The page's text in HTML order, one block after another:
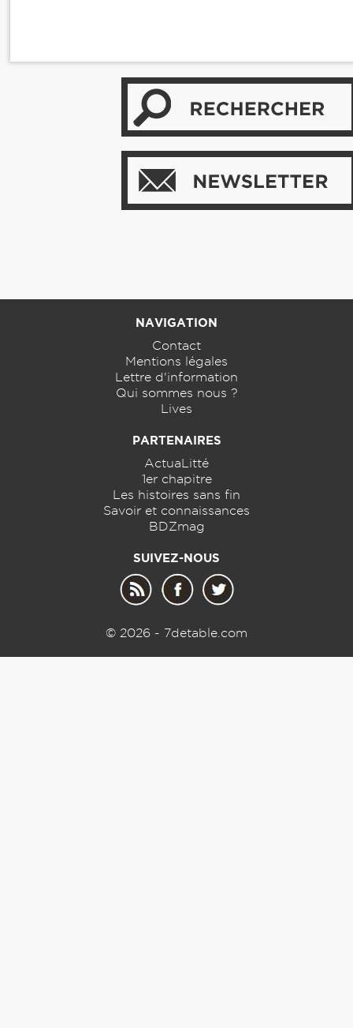
NAVIGATION
Contact
Mentions légales
Lettre d'information
Qui sommes nous ?
Lives
PARTENAIRES
ActuaLitté
1er chapitre
Les histoires sans fin
Savoir et connaissances
BDZmag
SUIVEZ-NOUS
© 2026 - 7detable.com